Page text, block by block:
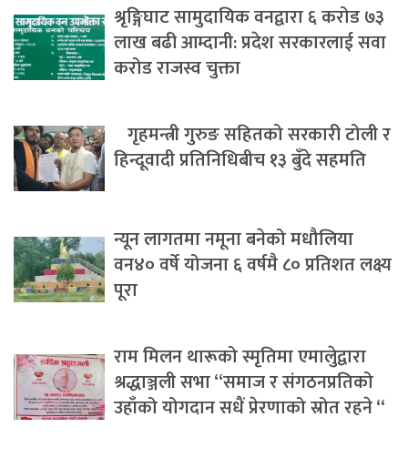
श्रृङ्गिघाट सामुदायिक वनद्वारा ६ करोड ७३
लाख बढी आम्दानी: प्रदेश सरकारलाई सवा
करोड राजस्व चुक्ता
गृहमन्त्री गुरुङ सहितको सरकारी टोली र
हिन्दूवादी प्रतिनिधिबीच १३ बुँदे सहमति
न्यून लागतमा नमूना बनेको मधौलिया
वन४० वर्षे योजना ६ वर्षमै ८० प्रतिशत लक्ष्य
पूरा
राम मिलन थारूको स्मृतिमा एमालेुद्वारा
श्रद्धाञ्जली सभा “समाज र संगठनप्रतिको
उहाँको योगदान सधैं प्रेरणाको स्रोत रहने “